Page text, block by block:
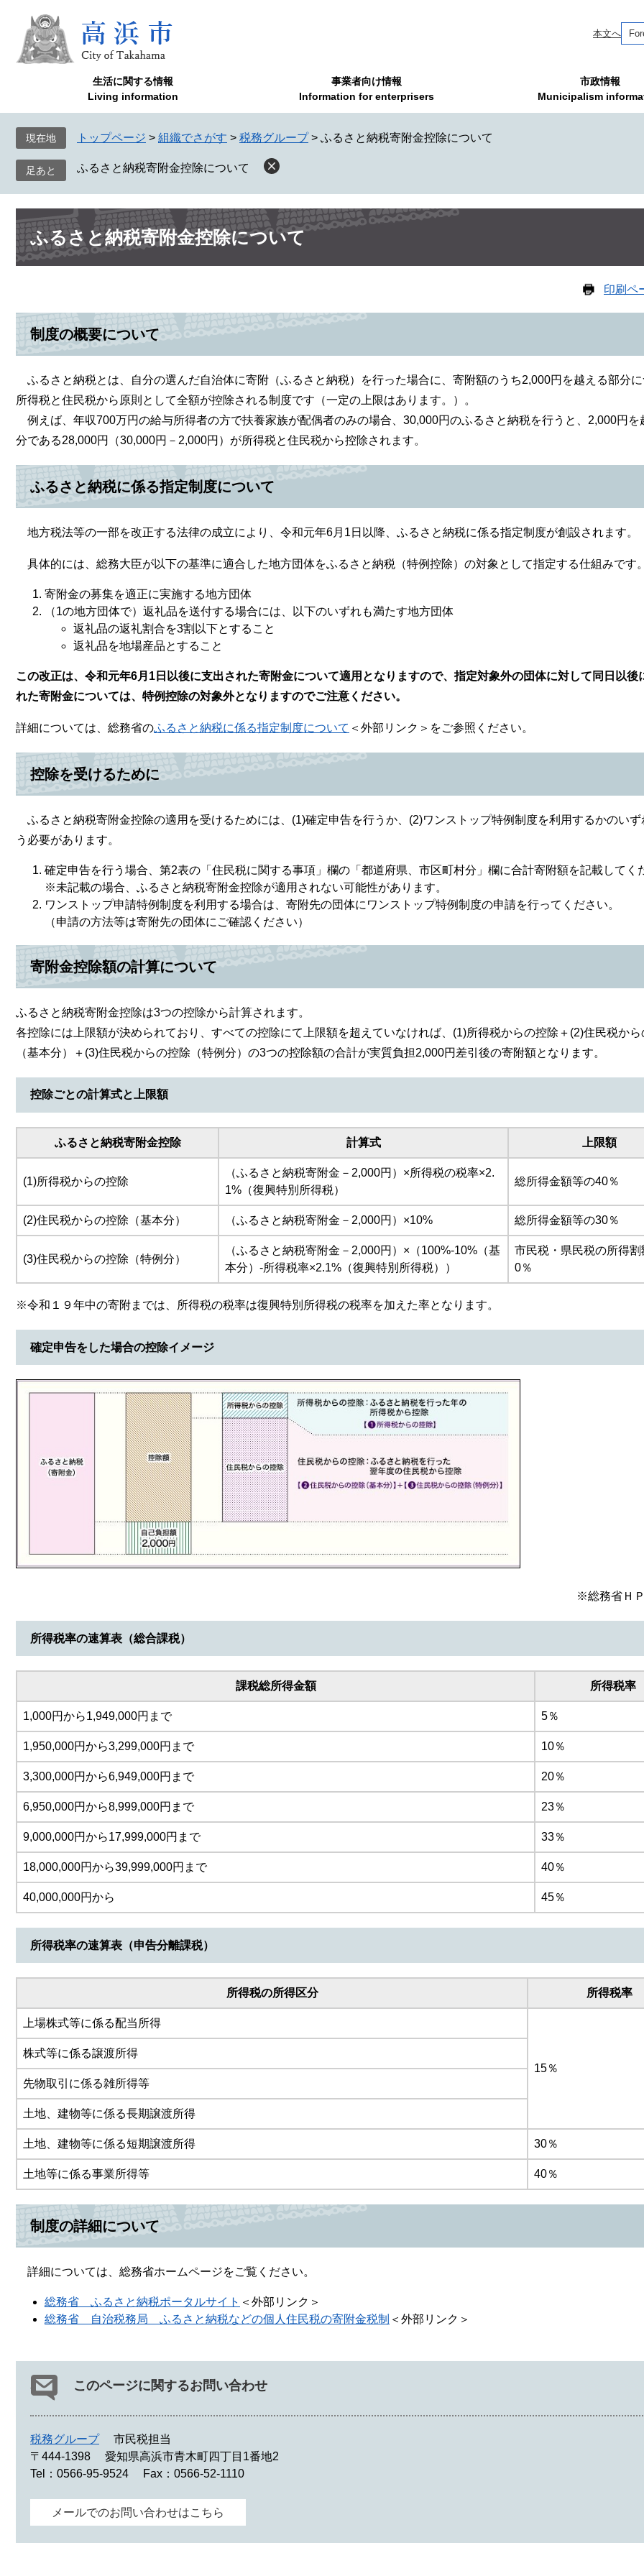
で
ば
へ
本文へ
生活に関する情報
Living information
事業者向け情報
Information for enterprisers
市政情報
Municipalism
現在地 トップページ > 組織でさがす > 税務グループ > ふるさと納税寄附金控除について
ふるさと納税寄附金控除について
本
文 ふるさと納税寄附金控除について
印刷ペ
制度の概要について
ふるさと納税とは、自分の選んだ自治体に寄附（ふるさと納税）を行った場合に、寄附額のうち2,000円を越える部分に
所得税と住民税から原則として全額が控除される制度です（一定の上限はあります。）。
例えば、年収700万円の給与所得者の方で扶養家族が配偶者のみの場合、30,000円のふるさと納税を行うと、2,000円を
分である28,000円（30,000円－2,000円）が所得税と住民税から控除されます。
ふるさと納税に係る指定制度について
地方税法等の一部を改正する法律の成立により、令和元年6月1日以降、ふるさと納税に係る指定制度が創設されます。
具体的には、総務大臣が以下の基準に適合した地方団体をふるさと納税（特例控除）の対象として指定する仕組みです。
寄附金の募集を適正に実施する地方団体
（1の地方団体で）返礼品を送付する場合には、以下のいずれも満たす地方団体
返礼品の返礼割合を3割以下とすること
返礼品を地場産品とすること
この改正は、令和元年6月1日以後に支出された寄附金について適用となりますので、指定対象外の団体に対して同日以後
れた寄附金については、特例控除の対象外となりますのでご注意ください。
詳細については、総務省のふるさと納税に係る指定制度について ＜外部リンク＞ をご参照ください。
控除を受けるために
ふるさと納税寄附金控除の適用を受けるためには、(1)確定申告を行うか、(2)ワンストップ特例制度を利用するかのいず
う必要があります。
確定申告を行う場合、第2表の「住民税に関する事項」欄の「都道府県、市区町村分」欄に合計寄附額を記載してく
※未記載の場合、ふるさと納税寄附金控除が適用されない可能性があります。
ワンストップ申請特例制度を利用する場合は、寄附先の団体にワンストップ特例制度の申請を行ってください。
（申請の方法等は寄附先の団体にご確認ください）
寄附金控除額の計算について
ふるさと納税寄附金控除は3つの控除から計算されます。
各控除には上限額が決められており、すべての控除にて上限額を超えていなければ、(1)所得税からの控除＋(2)住民税から
（基本分）＋(3)住民税からの控除（特例分）の3つの控除額の合計が実質負担2,000円差引後の寄附額となります。
控除ごとの計算式と上限額
ふるさと納税寄附金控除 計算式 上限額
(1)所得税からの控除
（ふるさと納税寄附金－2,000円）×所得税の税率×2.
1%（復興特別所得税）
総所得金額等の40％
(2)住民税からの控除（基本分） （ふるさと納税寄附金－2,000円）×10% 総所得金額等の30％
(3)住民税からの控除（特例分）
（ふるさと納税寄附金－2,000円）×（100%-10%（基
本分）-所得税率×2.1%（復興特別所得税））
市民税・県民税の所得割
0％
※令和１９年中の寄附までは、所得税の税率は復興特別所得税の税率を加えた率となります。
確定申告をした場合の控除イメージ
※総務省Ｈ
所得税率の速算表（総合課税）
課税総所得金額 所得税率
1,000円から1,949,000円まで 5％
1,950,000円から3,299,000円まで 10％
3,300,000円から6,949,000円まで 20％
6,950,000円から8,999,000円まで 23％
9,000,000円から17,999,000円まで 33％
18,000,000円から39,999,000円まで 40％
40,000,000円から 45％
所得税率の速算表（申告分離課税）
所得税の所得区分 所得税率
上場株式等に係る配当所得
15％
株式等に係る譲渡所得
先物取引に係る雑所得等
土地、建物等に係る長期譲渡所得
土地、建物等に係る短期譲渡所得 30％
土地等に係る事業所得等 40％
制度の詳細について
詳細については、総務省ホームページをご覧ください。
総務省 ふるさと納税ポータルサイト ＜外部リンク＞
総務省 自治税務局 ふるさと納税などの個人住民税の寄附金税制 ＜外部リンク＞
このページに関するお問い合わせ
税務グループ
市民税担当
〒444-1398
愛知県高浜市青木町四丁目1番地2
Tel：0566-95-9524
Fax：0566-52-1110
メールでのお問い合わせはこちら